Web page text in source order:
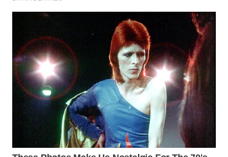
PRIANGAN
WN
SEMARANG
WN
SOLO
BOROBUDUR